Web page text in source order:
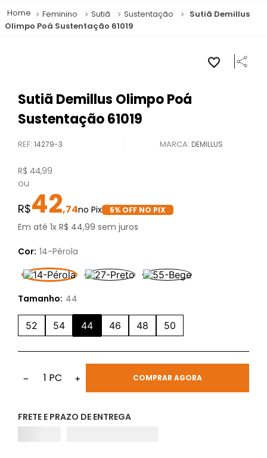
Feminino Sutiã Sustentação
Sutiã Demillus
Olimpo Poá Sustentação 61019
Sutiã Demillus Olimpo Poá
Sustentação 61019
REF:14279-3 DEMILLUS
R$ 44,99
ou
42,74 5% OFF NO PIX
Em até1xR$ 44,99 sem juros
Cor: 14-Pérola
Tamanho: 44
52 54 44 46 48 50
− 1 PC + COMPRAR AGORA
FRETE E PRAZO DE ENTREGA